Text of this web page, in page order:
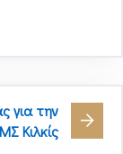
για την
Κιλκίς